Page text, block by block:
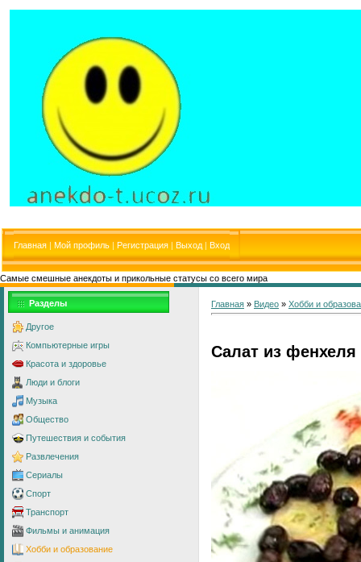
Главная | Мой профиль | Регистрация | Выход | Вход
Самые смешные анекдоты и прикольные статусы со всего мира
Разделы
Другое
Компьютерные игры
Красота и здоровье
Люди и блоги
Музыка
Общество
Путешествия и события
Развлечения
Сериалы
Спорт
Транспорт
Фильмы и анимация
Хобби и образование
Главная » Видео » Хобби и
Салат из